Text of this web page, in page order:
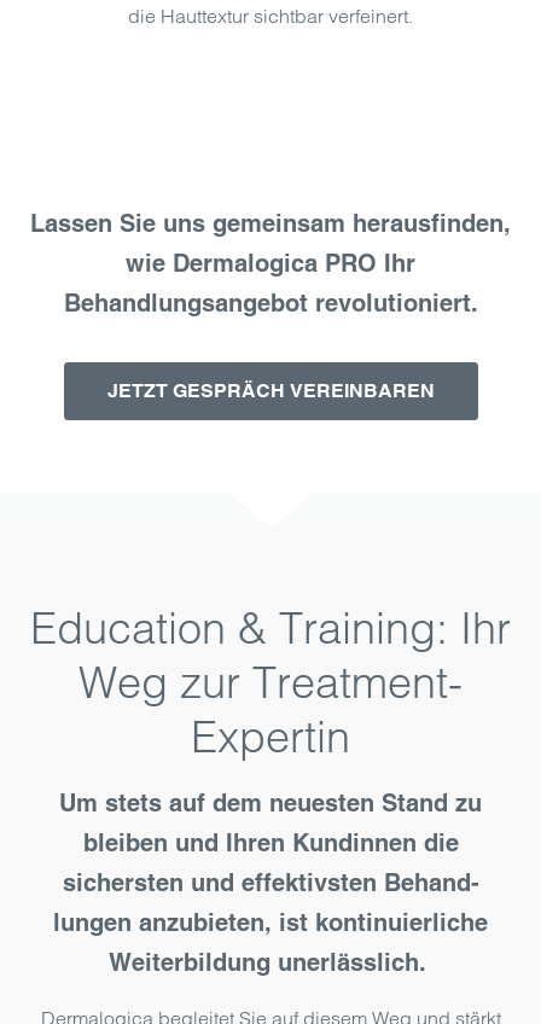
die Hauttextur sichtbar verfeinert.
Lassen Sie uns gemeinsam herausfinden,
wie Dermalogica PRO Ihr
Behandlungsangebot revolutioniert.
JETZT GESPRÄCH VEREINBAREN
Education & Training: Ihr
Weg zur Treatment-
Expertin
Um stets auf dem neuesten Stand zu
bleiben und Ihren Kundinnen die
sichersten und effektivsten Behand­
lungen anzu­bieten, ist kontinu­ierliche
Weiter­bildung uner­lässlich.
Dermalogica begleitet Sie auf diesem Weg und stärkt